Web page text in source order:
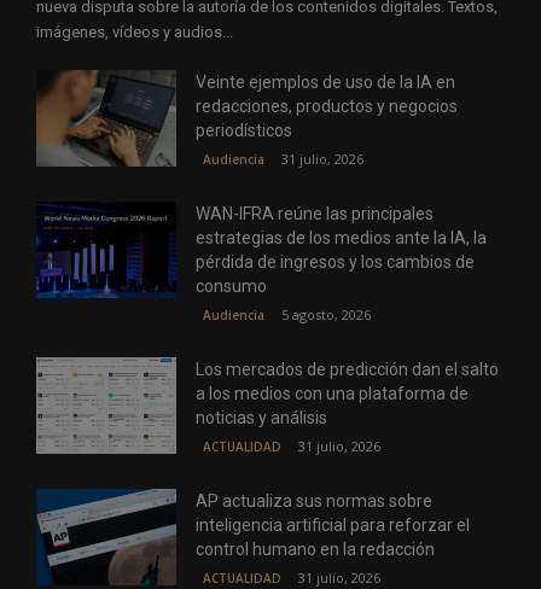
nueva disputa sobre la autoría de los contenidos digitales. Textos,
imágenes, vídeos y audios...
Veinte ejemplos de uso de la IA en
redacciones, productos y negocios
periodísticos
Audiencia 31 julio, 2026
WAN-IFRA reúne las principales
estrategias de los medios ante la IA, la
pérdida de ingresos y los cambios de
consumo
Audiencia 5 agosto, 2026
Los mercados de predicción dan el salto
a los medios con una plataforma de
noticias y análisis
ACTUALIDAD 31 julio, 2026
AP actualiza sus normas sobre
inteligencia artificial para reforzar el
control humano en la redacción
ACTUALIDAD 31 julio, 2026